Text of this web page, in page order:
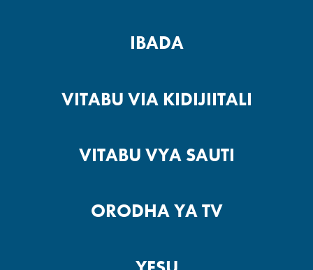
IBADA
VITABU VIA KIDIJIITALI
VITABU VYA SAUTI
ORODHA YA TV